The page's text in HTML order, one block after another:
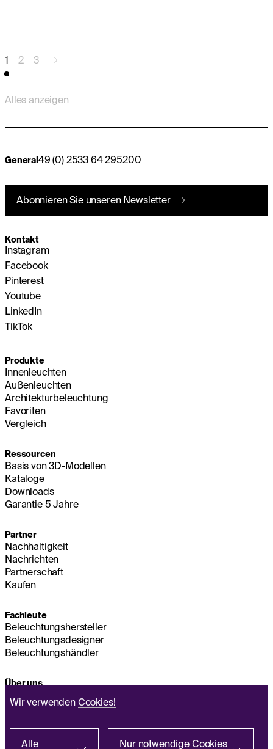
1 2 3
Alles anzeigen
Wir verwenden Cookies!
Alle
Nur notwendige Cookies
General 49 (0) 2533 64 295200
Abonnieren Sie unseren Newsletter
Kontakt
Instagram
Facebook
Pinterest
Youtube
LinkedIn
TikTok
Produkte
Innenleuchten
Außenleuchten
Architekturbeleuchtung
Favoriten
Vergleich
Ressourcen
Basis von 3D-Modellen
Kataloge
Downloads
Garantie 5 Jahre
Partner
Nachhaltigkeit
Nachrichten
Partnerschaft
Kaufen
Fachleute
Beleuchtungshersteller
Beleuchtungsdesigner
Beleuchtungshändler
Über uns
Hauptsitz